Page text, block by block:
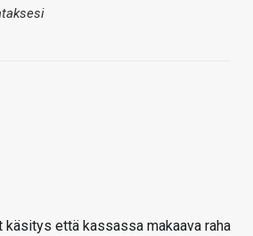
käsitys että kassassa makaava raha